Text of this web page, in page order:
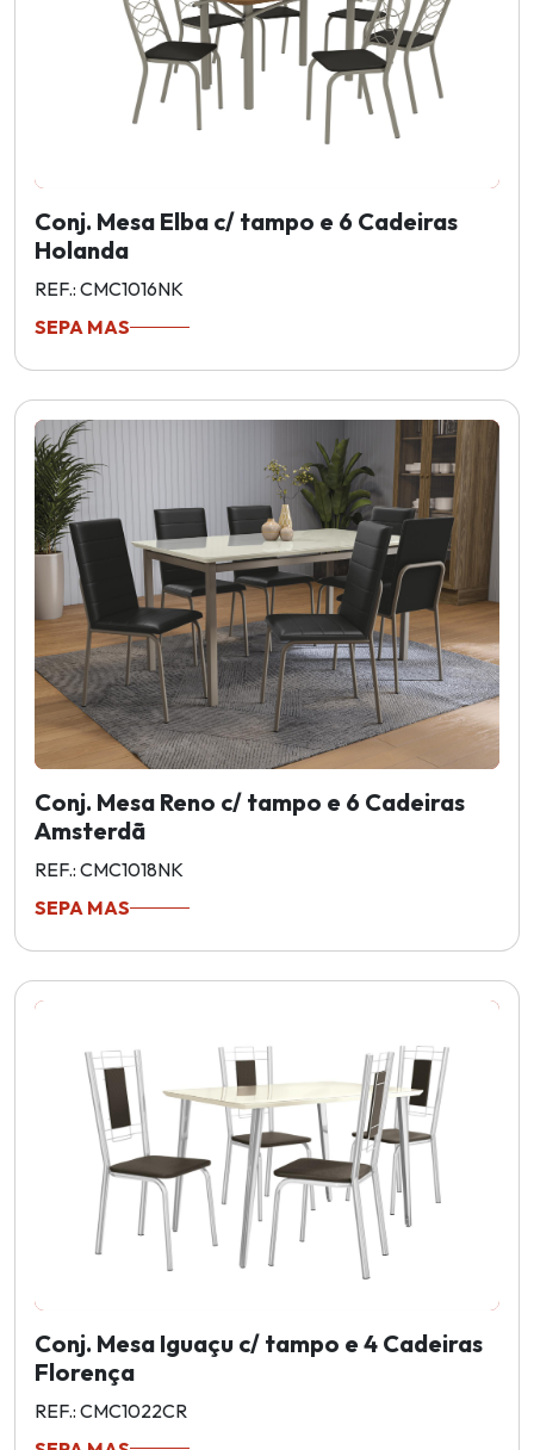
Conj. Mesa Elba c/ tampo e 6 Cadeiras
Holanda
REF.: CMC1016NK
SEPA MAS
Conj. Mesa Reno c/ tampo e 6 Cadeiras
Amsterdã
REF.: CMC1018NK
SEPA MAS
Conj. Mesa Iguaçu c/ tampo e 4 Cadeiras
Florença
REF.: CMC1022CR